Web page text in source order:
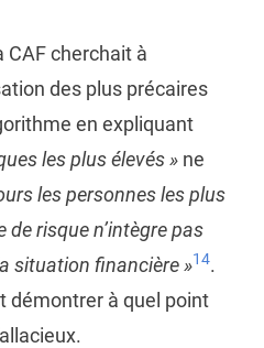
CAF cherchait à
des plus précaires
en expliquant
les plus élevés »ne
les personnes les plus
de risque n’intègre pas
situation financière »14.
démontrer à quel point